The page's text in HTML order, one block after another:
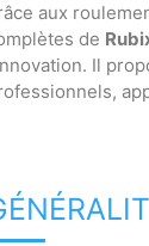
aux
de
Il